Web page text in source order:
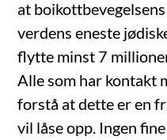
at
verdens eneste
flytte minst 7
Alle som har kontakt
forstå at dette er en
vil låse opp. Ingen